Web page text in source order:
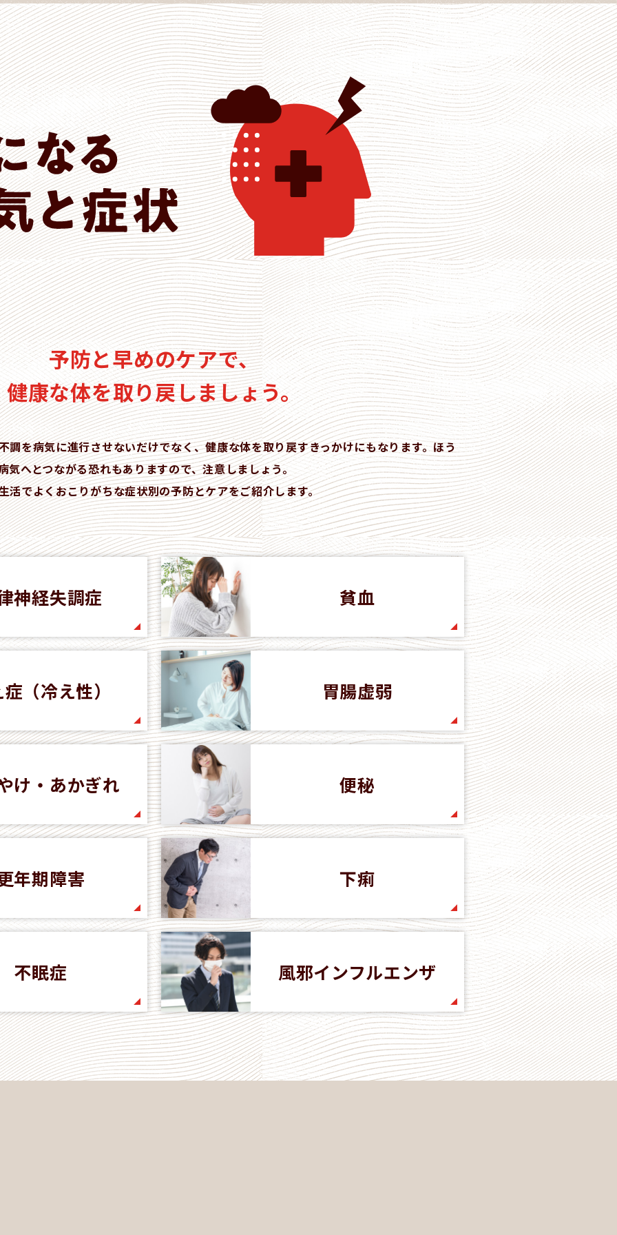
予防と早めのケアで、
健康な体を取り戻しましょう。
調を病気に進行させないだけでなく、健康な体を取り戻すきっかけにもなります。ほう
気へとつながる恐れもありますので、注意しましょう。
活でよくおこりがちな症状別の予防とケアをご紹介します。
神経失調症 貧血
（冷え性） 胃腸虚弱
け・あかぎれ 便秘
年期障害 下痢
不眠症 風邪インフルエンザ